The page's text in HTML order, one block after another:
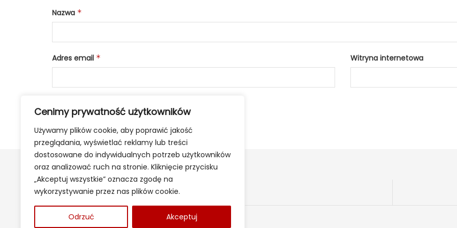
Cenimy prywatność użytkowników
Używamy plików cookie, aby poprawić jakość
przeglądania, wyświetlać reklamy lub treści
dostosowane do indywidualnych potrzeb użytkowników
oraz analizować ruch na stronie. Kliknięcie przycisku
„Akceptuj wszystkie” oznacza zgodę na
wykorzystywanie przez nas plików cookie.
Odrzuć Akceptuj
Nazwa *
Adres email * Witryna internetowa
2024 ©24Kety.pl- Informacje z twojej okolicy